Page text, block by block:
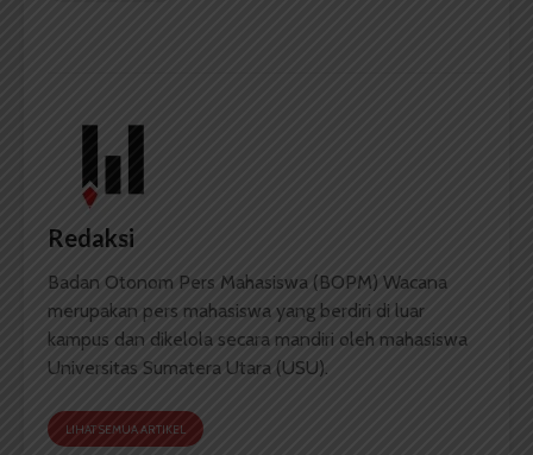
Redaksi
Badan Otonom Pers Mahasiswa (BOPM) Wacana
merupakan pers mahasiswa yang berdiri di luar
kampus dan dikelola secara mandiri oleh mahasiswa
Universitas Sumatera Utara (USU).
LIHAT SEMUA ARTIKEL